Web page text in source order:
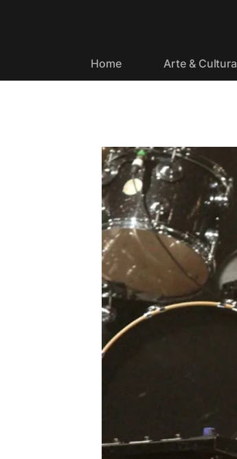
Home Arte & Cultura